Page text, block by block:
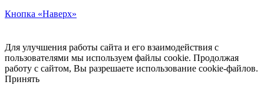
Кнопка «Наверх»
Для улучшения работы сайта и его взаимодействия с
пользователями мы используем файлы cookie. Продолжая
работу с сайтом, Вы разрешаете использование cookie-файлов.
Принять